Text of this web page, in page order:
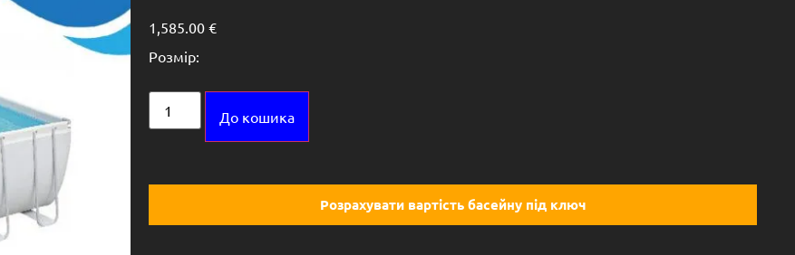
1,585.00€
Розмір:
До кошика
Розрахувати вартість басейну під ключ